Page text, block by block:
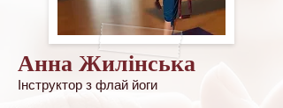
Анна Жилінська
Інструктор з флай йоги